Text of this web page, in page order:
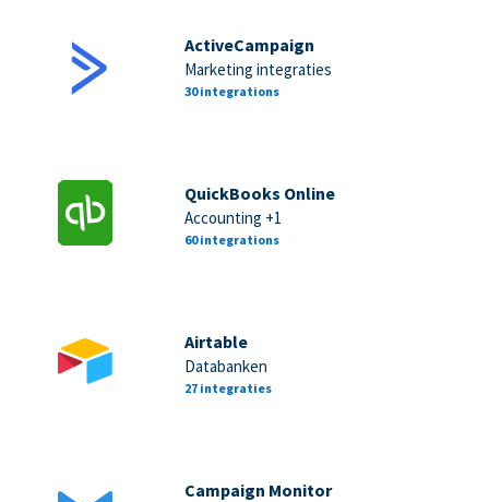
ActiveCampaign
Marketing integraties
30 integrations
QuickBooks Online
Accounting +1
60 integrations
Airtable
Databanken
27 integraties
Campaign Monitor